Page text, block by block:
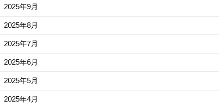
2025年9月
2025年8月
2025年7月
2025年6月
2025年5月
2025年4月